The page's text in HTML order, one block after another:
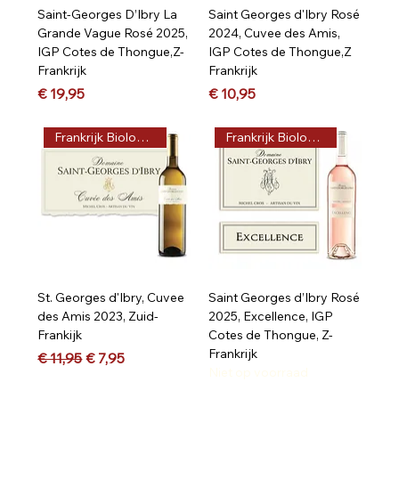
Saint-Georges D’Ibry La
Grande Vague Rosé 2025,
IGP Cotes de Thongue,Z-
Frankrijk
Prijs
€ 19,95
Saint Georges d'Ibry Rosé
2024, Cuvee des Amis,
IGP Cotes de Thongue,Z
Frankrijk
Prijs
€ 10,95
Frankrijk Biologisch
St. Georges d'Ibry, Cuvee
des Amis 2023, Zuid-
Frankijk
Normale prijs
€ 11,95Verkoopprijs
€ 7,95
Frankrijk Biologisch
Saint Georges d’Ibry Rosé
2025, Excellence, IGP
Cotes de Thongue, Z-
Frankrijk